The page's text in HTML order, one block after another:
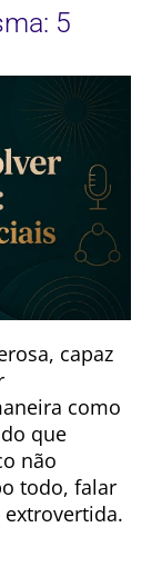
5
capaz
como
que
não
todo, falar